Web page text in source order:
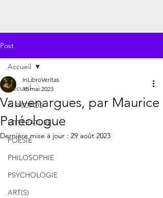
Post
Accueil
À PROPOS
LITTÉRATURE
POÉSIE
PHILOSOPHIE
PSYCHOLOGIE
ART(S)
Accueil
Vauvenargues, par Maurice
Paléologue
InLibroVeritas
15 mai 2023
Dernière mise à jour : 29 août 2023